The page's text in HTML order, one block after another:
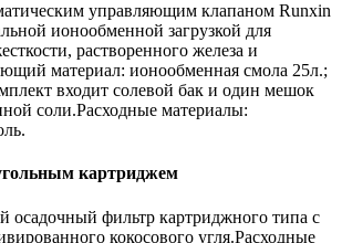
управляющим клапаном Runxin
ионообменной загрузкой для
растворенного железа и
материал: ионообменная смола 25л.;
входит солевой бак и один мешок
соли.Расходные материалы:
картриджем
осадочный фильтр картриджного типа с
кокосового угля.Расходные